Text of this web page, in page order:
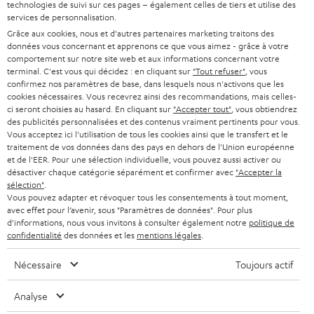
a
n
e
w
s
l
e
t
t
e
r
BARRES DE SON
STEREO
SMART HOME
BLUETOOTH
CASQUES AUDIO
CASQUES BLUETOOTH AUDIO
SYSTEMES COMPLETS
ENCEINTES
ULTIMA
ÉCOUTEURS INTRA-AURICULAIRES
CARRIÈRE
PRESSE
B2B
NEWSLETTER
MAGASINS
AVANTAGES D’ACHAT
L’HISTOIRE DE TEUFEL
ALLEMAGNE
AUTRICHE
SUISSE
PAYS-BAS
BELGIQUE
FRANCE
POLOGNE
Sous réserve de modifications techniques, de fautes de frappe et d’autres
technologies de suivi sur ces pages – également celles de tiers et utilise des
services de personnalisation.
Grâce aux cookies, nous et d'autres partenaires marketing traitons des
données vous concernant et apprenons ce que vous aimez - grâce à votre
comportement sur notre site web et aux informations concernant votre
terminal. C'est vous qui décidez : en cliquant sur "Tout refuser" , vous
confirmez nos paramètres de base, dans lesquels nous n'activons que les
cookies nécessaires. Vous recevrez ainsi des recommandations, mais celles-
ci seront choisies au hasard. En cliquant sur "Accepter tout" , vous obtiendrez
des publicités personnalisées et des contenus vraiment pertinents pour vous.
Vous acceptez ici l'utilisation de tous les cookies ainsi que le transfert et le
traitement de vos données dans des pays en dehors de l'Union européenne
et de l'EER. Pour une sélection individuelle, vous pouvez aussi activer ou
désactiver chaque catégorie séparément et confirmer avec "Accepter la
sélection"
Vous pouvez adapter et révoquer tous les consentements à tout moment,
avec effet pour l’avenir, sous "Paramètres de données". Pour plus
d'informations, nous vous invitons à consulter également notre politique de
confidentialité des données et les mentions légales
Nécessaire Toujours actif
Analyse